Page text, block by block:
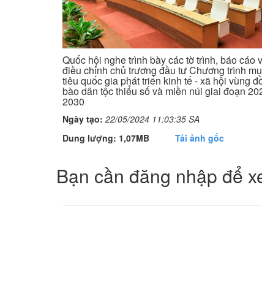
Quốc hội nghe trình bày các tờ trình, báo cáo
điều chỉnh chủ trương đầu tư Chương trình
tiêu quốc gia phát triển kinh tế - xã hội vùng
bào dân tộc thiểu số và miền núi giai đoạn
2030
Ngày tạo: 22/05/2024 11:03:35 SA
Dung lượng: 1,07MB
Tải ảnh gốc
Bạn cần đăng nhập để